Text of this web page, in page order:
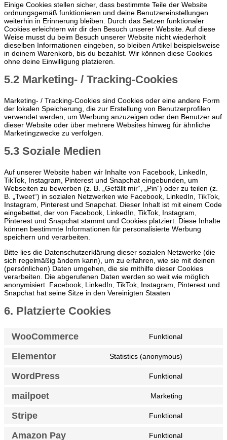
Einige Cookies stellen sicher, dass bestimmte Teile der Website
ordnungsgemäß funktionieren und deine Benutzereinstellungen
weiterhin in Erinnerung bleiben. Durch das Setzen funktionaler
Cookies erleichtern wir dir den Besuch unserer Website. Auf diese
Weise musst du beim Besuch unserer Website nicht wiederholt
dieselben Informationen eingeben, so bleiben Artikel beispielsweise
in deinem Warenkorb, bis du bezahlst. Wir können diese Cookies
ohne deine Einwilligung platzieren.
5.2 Marketing- / Tracking-Cookies
Marketing- / Tracking-Cookies sind Cookies oder eine andere Form
der lokalen Speicherung, die zur Erstellung von Benutzerprofilen
verwendet werden, um Werbung anzuzeigen oder den Benutzer auf
dieser Website oder über mehrere Websites hinweg für ähnliche
Marketingzwecke zu verfolgen.
5.3 Soziale Medien
Auf unserer Website haben wir Inhalte von Facebook, LinkedIn,
TikTok, Instagram, Pinterest und Snapchat eingebunden, um
Webseiten zu bewerben (z. B. „Gefällt mir“, „Pin“) oder zu teilen (z.
B. „Tweet“) in sozialen Netzwerken wie Facebook, LinkedIn, TikTok,
Instagram, Pinterest und Snapchat. Dieser Inhalt ist mit einem Code
eingebettet, der von Facebook, LinkedIn, TikTok, Instagram,
Pinterest und Snapchat stammt und Cookies platziert. Diese Inhalte
können bestimmte Informationen für personalisierte Werbung
speichern und verarbeiten.
Bitte lies die Datenschutzerklärung dieser sozialen Netzwerke (die
sich regelmäßig ändern kann), um zu erfahren, wie sie mit deinen
(persönlichen) Daten umgehen, die sie mithilfe dieser Cookies
verarbeiten. Die abgerufenen Daten werden so weit wie möglich
anonymisiert. Facebook, LinkedIn, TikTok, Instagram, Pinterest und
Snapchat hat seine Sitze in den Vereinigten Staaten
6. Platzierte Cookies
WooCommerce Funktional
Elementor Statistics (anonymous)
WordPress Funktional
mailpoet Marketing
Stripe Funktional
Amazon Pay Funktional